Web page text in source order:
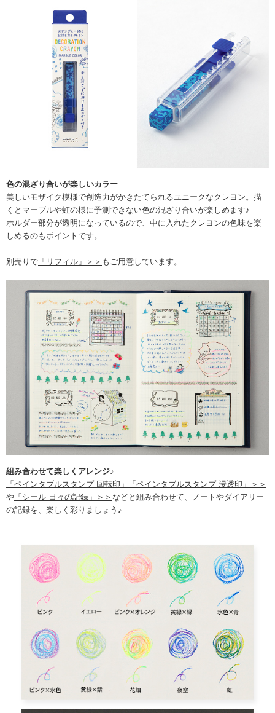
色の混ざり合いが楽しいカラー
美しいモザイク模様で創造力がかきたてられるユニークなクレヨン。描
くとマーブルや虹の様に予測できない色の混ざり合いが楽しめます♪
ホルダー部分が透明になっているので、中に入れたクレヨンの色味を楽
しめるのもポイントです。
別売りで 「リフィル」＞＞ もご用意しています。
組み合わせて楽しくアレンジ♪
「ペインタブルスタンプ 回転印」「ペインタブルスタンプ 浸透印」＞＞
や 「シール 日々の記録」＞＞ などと組み合わせて、ノートやダイアリー
の記録を、楽しく彩りましょう♪